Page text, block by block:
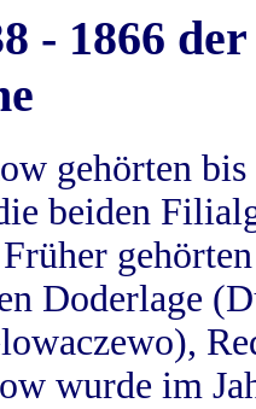
- 1866
gehörten
beiden
Doderlage
wurde im